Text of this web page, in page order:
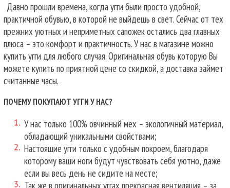
Давно прошли времена, когда угги были просто удобной,
практичной обувью, в которой не выйдешь в свет. Сейчас от тех
прежних уютных и неприметных сапожек остались два главных
плюса – это комфорт и практичность. У нас в магазине можно
купить угги для любого случая.Оригинальная обувь которую Вы
можете купить по приятной цене со скидкой, а доставка займет
считанные часы.
ПОЧЕМУ ПОКУПАЮТ УГГИ У НАС?
У нас только 100% овчинный мех – экологичный материал,
обладающий уникальными свойствами;
Настоящие угги только с удобным покроем, благодаря
которому ваши ноги будут чувствовать себя уютно, даже
если вы весь день не сидите на месте;
Так же в оригинальных уггах прекрасная вентиляция – за